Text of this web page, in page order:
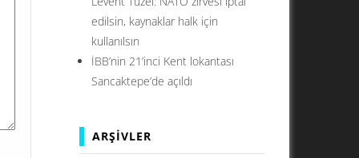
edilsin, kaynaklar halk için
kullanılsın
İBB’nin 21’inci Kent lokantası
Sancaktepe’de açıldı
ARŞIVLER